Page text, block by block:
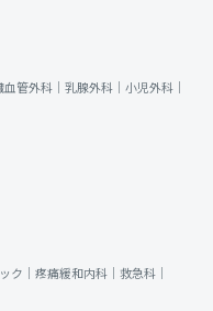
血管外科｜ 乳腺外科｜ 小児外科｜
ク｜ 疼痛緩和内科｜ 救急科｜